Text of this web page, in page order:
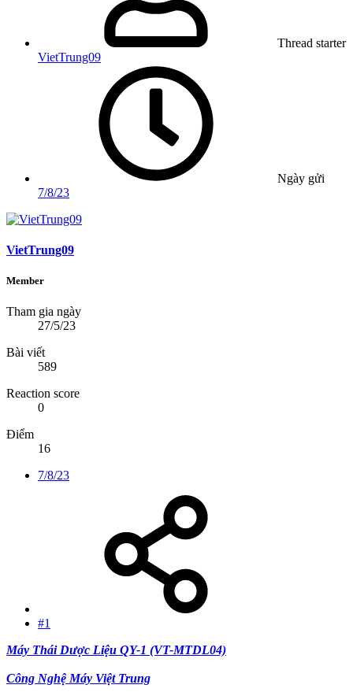
Thread starter
VietTrung09
Ngày gửi
7/8/23
VietTrung09
Member
Tham gia ngày
27/5/23
Bài viết
589
Reaction score
0
Điểm
16
7/8/23
#1
Máy Thái Dược Liệu QY-1 (VT-MTDL04)
Công Nghệ Máy Việt Trung